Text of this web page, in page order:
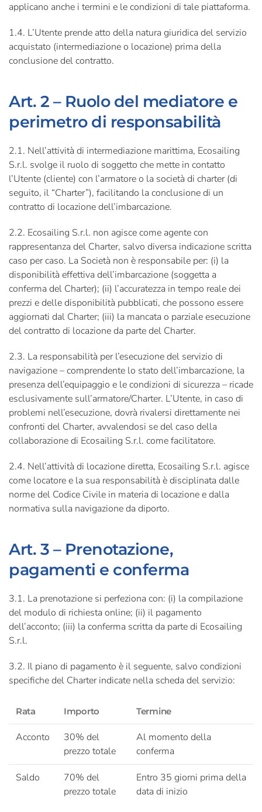
applicano anche i termini e le condizioni di tale piattaforma.
1.4. L’Utente prende atto della natura giuridica del servizio
acquistato (intermediazione o locazione) prima della
conclusione del contratto.
Art. 2 – Ruolo del mediatore e
perimetro di responsabilità
2.1. Nell’attività di intermediazione marittima, Ecosailing
S.r.l. svolge il ruolo di soggetto che mette in contatto
l’Utente (cliente) con l’armatore o la società di charter (di
seguito, il “Charter”), facilitando la conclusione di un
contratto di locazione dell’imbarcazione.
2.2. Ecosailing S.r.l. non agisce come agente con
rappresentanza del Charter, salvo diversa indicazione scritta
caso per caso. La Società non è responsabile per: (i) la
disponibilità effettiva dell’imbarcazione (soggetta a
conferma del Charter); (ii) l’accuratezza in tempo reale dei
prezzi e delle disponibilità pubblicati, che possono essere
aggiornati dal Charter; (iii) la mancata o parziale esecuzione
del contratto di locazione da parte del Charter.
2.3. La responsabilità per l’esecuzione del servizio di
navigazione – comprendente lo stato dell’imbarcazione, la
presenza dell’equipaggio e le condizioni di sicurezza – ricade
esclusivamente sull’armatore/Charter. L’Utente, in caso di
problemi nell’esecuzione, dovrà rivalersi direttamente nei
confronti del Charter, avvalendosi se del caso della
collaborazione di Ecosailing S.r.l. come facilitatore.
2.4. Nell’attività di locazione diretta, Ecosailing S.r.l. agisce
come locatore e la sua responsabilità è disciplinata dalle
norme del Codice Civile in materia di locazione e dalla
normativa sulla navigazione da diporto.
Art. 3 – Prenotazione,
pagamenti e conferma
3.1. La prenotazione si perfeziona con: (i) la compilazione
del modulo di richiesta online; (ii) il pagamento
dell’acconto; (iii) la conferma scritta da parte di Ecosailing
S.r.l.
3.2. Il piano di pagamento è il seguente, salvo condizioni
specifiche del Charter indicate nella scheda del servizio:
Rata Importo Termine
Acconto
30% del
prezzo totale
Al momento della
conferma
Saldo
70% del
prezzo totale
Entro 35 giorni prima della
data di inizio